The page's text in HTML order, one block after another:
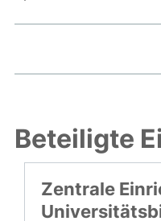
Beteiligte
Zentrale